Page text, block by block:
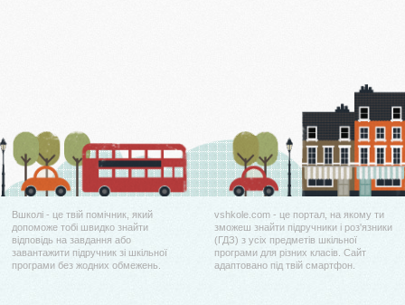
Вшколі - це твій помічник, який
допоможе тобі швидко знайти
відповідь на завдання або
завантажити підручник зі шкільної
програми без жодних обмежень.
vshkole.com - це портал, на якому ти
зможеш знайти підручники і роз'язники
(ГДЗ) з усіх предметів шкільної
програми для різних класів. Сайт
адаптовано під твій смартфон.